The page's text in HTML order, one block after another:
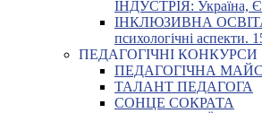
ІНДУСТРІЯ: Україна,
ІНКЛЮЗИВНА ОСВІТА:
психологічні аспекти.
ПЕДАГОГІЧНІ КОНКУРСИ
ПЕДАГОГІЧНА
ТАЛАНТ ПЕДАГОГА
СОНЦЕ СОКРАТА